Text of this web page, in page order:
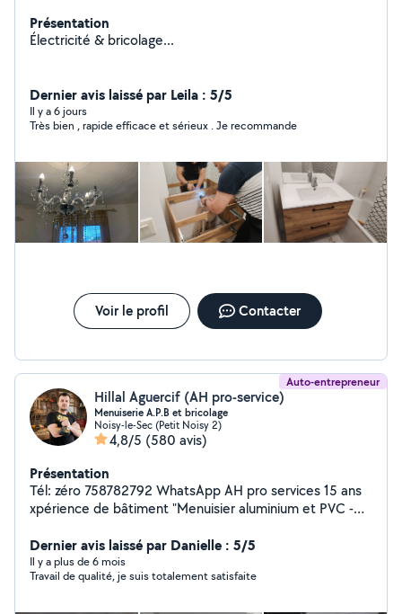
Présentation
Électricité & bricolage...
Dernier avis laissé par Leila : 5/5
Il y a 6 jours
Très bien , rapide efficace et sérieux . Je recommande
Voir le profil Contacter
Auto-entrepreneur
Hillal Aguercif (AH pro-service)
Menuiserie A.P.B et bricolage
Noisy-le-Sec (Petit Noisy 2)
4,8/5 (580 avis)
Présentation
Tél: zéro 758782792 WhatsApp AH pro services 15 ans
xpérience de bâtiment "Menuisier aluminium et PVC -
l'installation de menuiseries en aluminium et PVC, je
propose également mes services pour tous vos travaux
de bricolage. Mes réalisations : - Fenêtres et portes en
Dernier avis laissé par Danielle : 5/5
Il y a plus de 6 mois
Travail de qualité, je suis totalement satisfaite